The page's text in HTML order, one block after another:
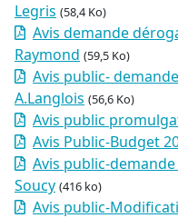
Legris (58,4 Ko)
Avis demande
Raymond (59,5 Ko)
Avis public-
A.Langlois (56,6 Ko)
Avis public
Avis Public-Budget
Avis public-
Soucy (416 ko)
Avis public-